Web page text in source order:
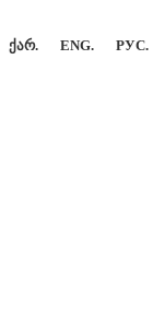
ᲥᲐᲠ. ENG. РУС.